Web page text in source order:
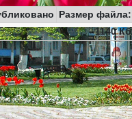
Размер файла:
1140 Кб